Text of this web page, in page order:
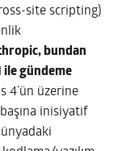
site scripting)
bundan
ile gündeme
4’ün üzerine
inisiyatif